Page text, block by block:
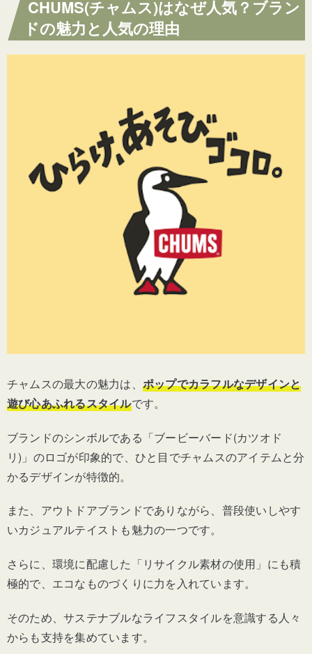
CHUMS(チャムス)はなぜ人気？ブラン
ドの魅力と人気の理由
チャムスの最大の魅力は、 ポップでカラフルなデザインと
遊び心あふれるスタイルです。
ブランドのシンボルである「ブービーバード(カツオド
リ)」のロゴが印象的で、ひと目でチャムスのアイテムと分
かるデザインが特徴的。
また、アウトドアブランドでありながら、普段使いしやす
いカジュアルテイストも魅力の一つです。
さらに、環境に配慮した「リサイクル素材の使用」にも積
極的で、エコなものづくりに力を入れています。
そのため、サステナブルなライフスタイルを意識する人々
からも支持を集めています。